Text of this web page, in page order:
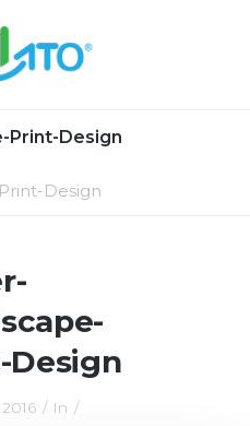
Print-Design
Design
Design
In